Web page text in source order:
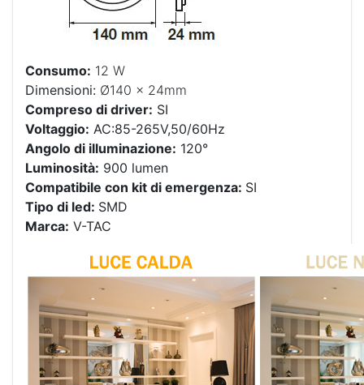
Consumo: 12 W
Dimensioni: Ø140 x 24mm
Compreso di driver: SI
Voltaggio: AC:85-265V,50/60Hz
Angolo di illuminazione: 120°
Luminosità: 900 lumen
Compatibile con kit di emergenza: SI
Tipo di led: SMD
Marca: V-TAC